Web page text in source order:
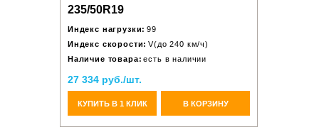
235/50R19
Индекс нагрузки: 99
Индекс скорости: V(до 240 км/ч)
Наличие товара: есть в наличии
27 334 руб./шт.
КУПИТЬ В 1 КЛИК В КОРЗИНУ